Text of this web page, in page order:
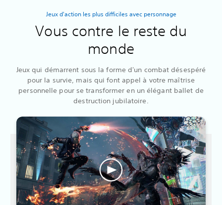
Jeux d'action les plus difficiles avec personnage
Vous contre le reste du
monde
Jeux qui démarrent sous la forme d'un combat désespéré
pour la survie, mais qui font appel à votre maîtrise
personnelle pour se transformer en un élégant ballet de
destruction jubilatoire.